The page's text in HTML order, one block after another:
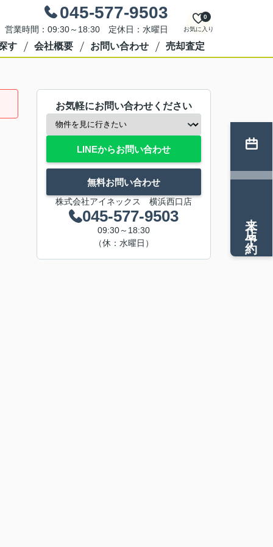
045-577-9503
営業時間：09:30～18:30 定休日：水曜日 お気に入り
0
す 会社概要 お問い合わせ 売却査定
お気軽にお問い合わせください
LINEからお問い合わせ
無料お問い合わせ
株式会社アイネックス 横浜西口店
045-577-9503
09:30～18:30
（休：水曜日）
来店予約